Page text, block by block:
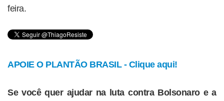
feira.
APOIE O PLANTÃO BRASIL - Clique aqui!
Se você quer ajudar na luta contra Bolsonaro e a